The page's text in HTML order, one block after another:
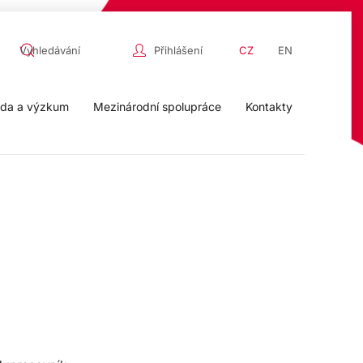
Přihlášení CZ EN
a výzkum Mezinárodní spolupráce Kontakty